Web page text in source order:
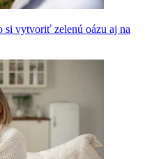
si vytvoriť zelenú oázu aj na